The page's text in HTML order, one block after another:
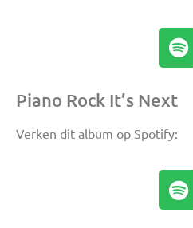
Piano Rock It’s Next
Verken dit album op Spotify: